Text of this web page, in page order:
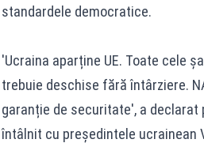
standardele democratice.
'Ucraina aparține UE. Toate cele
trebuie deschise fără întârziere.
garanție de securitate', a
întâlnit cu președintele ucrainean